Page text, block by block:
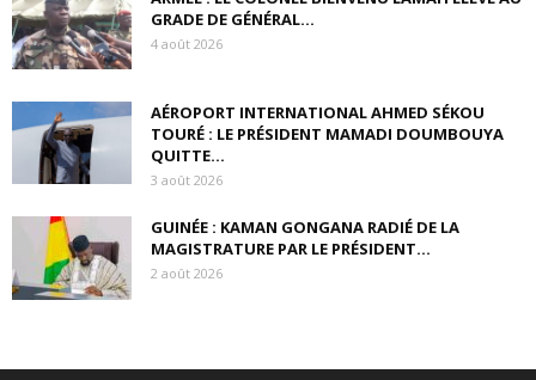
GRADE DE GÉNÉRAL...
4 août 2026
AÉROPORT INTERNATIONAL AHMED SÉKOU
TOURÉ : LE PRÉSIDENT MAMADI DOUMBOUYA
QUITTE...
3 août 2026
GUINÉE : KAMAN GONGANA RADIÉ DE LA
MAGISTRATURE PAR LE PRÉSIDENT...
2 août 2026